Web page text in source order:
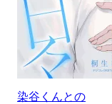
染谷くんとの